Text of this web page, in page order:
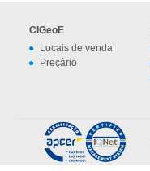
CIGeoE
Locais de venda
Preçário